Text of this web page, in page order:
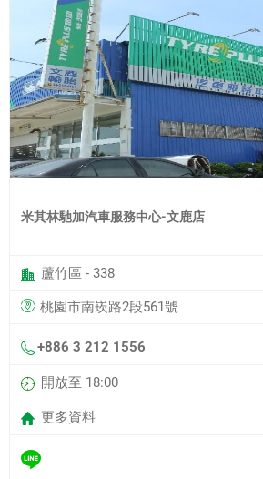
米其林馳加汽車服務中心-文鹿店
蘆竹區 - 338
桃園市南崁路2段561號
+886 3 212 1556
開放至 18:00
更多資料